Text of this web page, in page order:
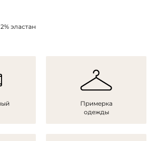
эластан
Примерка
одежды